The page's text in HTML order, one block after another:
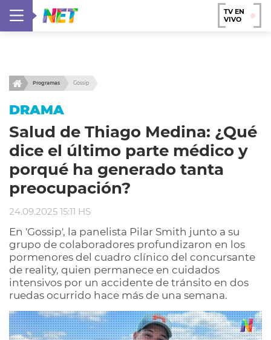
TV EN
VIVO
Programas Gossip
DRAMA
Salud de Thiago Medina: ¿Qué
dice el último parte médico y
porqué ha generado tanta
preocupación?
24.09.2025 15:11 HS
En 'Gossip', la panelista Pilar Smith junto a su
grupo de colaboradores profundizaron en los
pormenores del cuadro clínico del concursante
de reality, quien permanece en cuidados
intensivos por un accidente de tránsito en dos
ruedas ocurrido hace más de una semana.